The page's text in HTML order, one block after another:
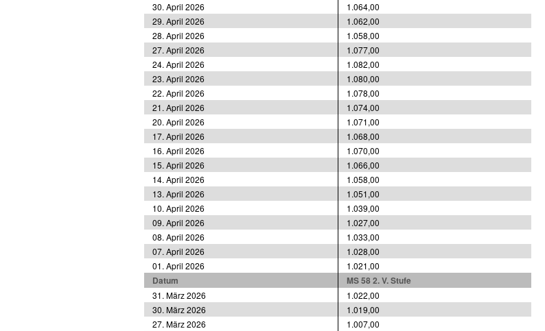
30. April 2026
1.064,00
29. April 2026
1.062,00
28. April 2026
1.058,00
27. April 2026
1.077,00
24. April 2026
1.082,00
23. April 2026
1.080,00
22. April 2026
1.078,00
21. April 2026
1.074,00
20. April 2026
1.071,00
17. April 2026
1.068,00
16. April 2026
1.070,00
15. April 2026
1.066,00
14. April 2026
1.058,00
13. April 2026
1.051,00
10. April 2026
1.039,00
09. April 2026
1.027,00
08. April 2026
1.033,00
07. April 2026
1.028,00
01. April 2026
1.021,00
Datum MS 58 2. V. Stufe
31. März 2026
1.022,00
30. März 2026
1.019,00
27. März 2026
1.007,00